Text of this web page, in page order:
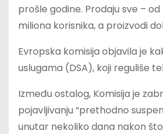
prošle godine. Prodaju sve –
miliona korisnika, a proizvodi
Evropska komisija objavila je
uslugama (DSA), koji reguliše
Između ostalog, Komisija je
pojavljivanju “prethodno
unutar nekoliko dana nakon